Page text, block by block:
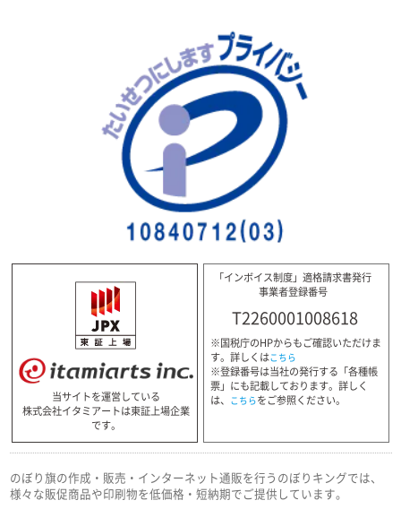
当サイトを運営している
株式会社イタミアートは東証上場企業
です。
「インボイス制度」適格請求書発行
事業者登録番号
T2260001008618
※国税庁のHPからもご確認いただけま
す。詳しくはこちら
※登録番号は当社の発行する「各種帳
票」にも記載しております。詳しく
は、 こちらをご参照ください。
のぼり旗の作成・販売・インターネット通販を行うのぼりキングでは、
様々な販促商品や印刷物を低価格・短納期でご提供しています。